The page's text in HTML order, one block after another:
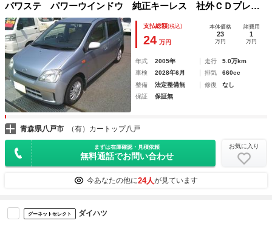
パワステ パワーウインドウ 純正キーレス 社外ＣＤプレイ
ヤー ポータブルナビ ドライブレコーダー
支払総額(税込)
24 万円
本体価格
23
万円
諸費用
1
万円
年式 2005年 走行
5.0万km
車検
2028年6月 排気
660cc
整備
法定整備無 修復
なし
保証
保証無
青森県八戸市 （有）カートップ八戸
まずは在庫確認・見積依頼
無料通話でお問い合わせ
お気に入り
今あなたの他に24人が見ています
グーネットセレクト ダイハツ